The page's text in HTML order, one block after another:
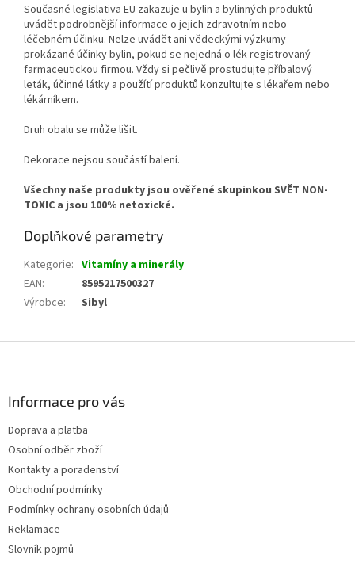
Současné legislativa EU zakazuje u bylin a bylinných produktů
uvádět podrobnější informace o jejich zdravotním nebo
léčebném účinku. Nelze uvádět ani vědeckými výzkumy
prokázané účinky bylin, pokud se nejedná o lék registrovaný
farmaceutickou firmou. Vždy si pečlivě prostudujte příbalový
leták, účinné látky a použítí produktů konzultujte s lékařem nebo
lékárníkem.
Druh obalu se může lišit.
Dekorace nejsou součástí balení.
Všechny naše produkty jsou ověřené skupinkou SVĚT NON-
TOXIC a jsou 100% netoxické.
Doplňkové parametry
Kategorie: Vitamíny a minerály
EAN:
8595217500327
Výrobce: Sibyl
Informace pro vás
Doprava a platba
Osobní odběr zboží
Kontakty a poradenství
Obchodní podmínky
Podmínky ochrany osobních údajů
Reklamace
Slovník pojmů